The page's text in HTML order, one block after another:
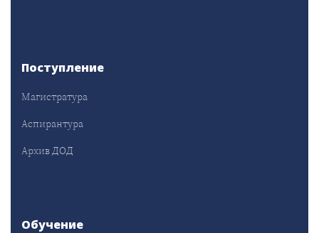
Поступление
Магистратура
Аспирантура
Архив ДОД
Обучение